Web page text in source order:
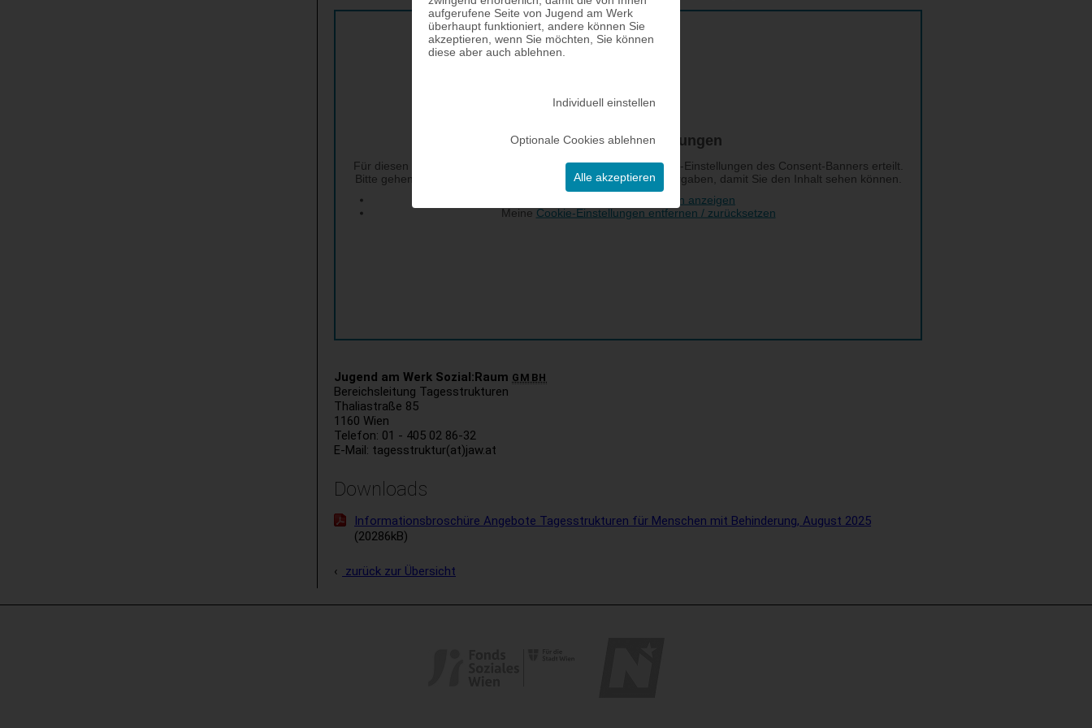
aufgerufene Seite von Jugend am Werk
überhaupt funktioniert, andere können Sie
akzeptieren, wenn Sie möchten, Sie können
diese aber auch ablehnen.
Individuell einstellen
Optionale Cookies ablehnen
Alle akzeptieren
Jugend am Werk Sozial:Raum GMBH
Bereichsleitung Tagesstrukturen
Thaliastraße 85
1160 Wien
Telefon: 01 - 405 02 86-32
E-Mail: tagesstruktur(at)jaw.at
Downloads
Informationsbroschüre Angebote Tagesstrukturen für Menschen mit Behinderung, August 2025
(20286kB)
zurück zur Übersicht